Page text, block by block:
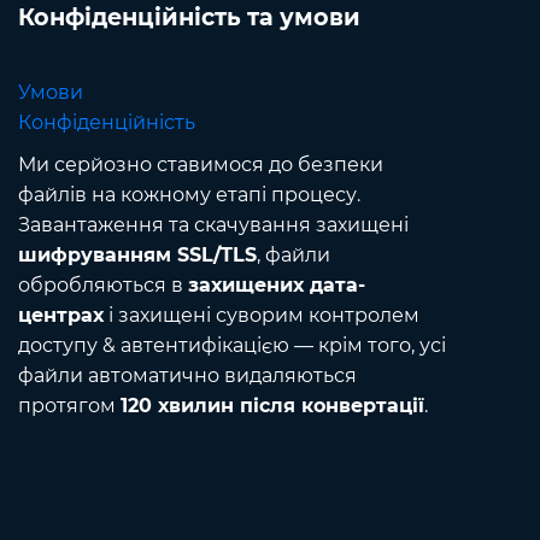
Конфіденційність та умови
Умови
Конфіденційність
Ми серйозно ставимося до безпеки
файлів на кожному етапі процесу.
Завантаження та скачування захищені
шифруванням SSL/TLS, файли
обробляються в захищених дата-
центрахі захищені суворим контролем
доступу & автентифікацією — крім того, усі
файли автоматично видаляються
протягом 120 хвилин після конвертації.